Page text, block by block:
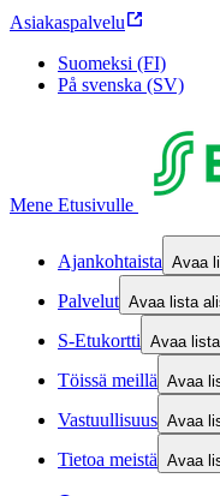
Asiakaspalvelu
Suomeksi (FI)
På svenska (SV)
Mene Etusivulle
Ajankohtaista Avaa
Palvelut Avaa lista
S-Etukortti Avaa
Töissä meillä Avaa
Vastuullisuus Avaa
Tietoa meistä Avaa